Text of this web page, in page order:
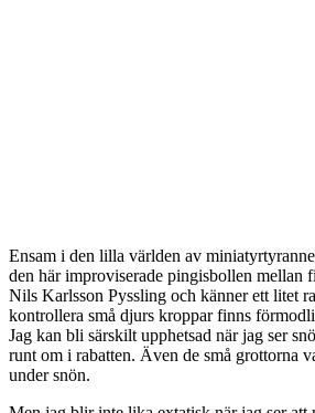
Ensam i den lilla världen av
den här improviserade pingisbollen mellan
Nils Karlsson Pyssling och känner ett litet
kontrollera små djurs kroppar finns
Jag kan bli särskilt upphetsad när jag ser
runt om i rabatten. Även de små grottorna
under snön.